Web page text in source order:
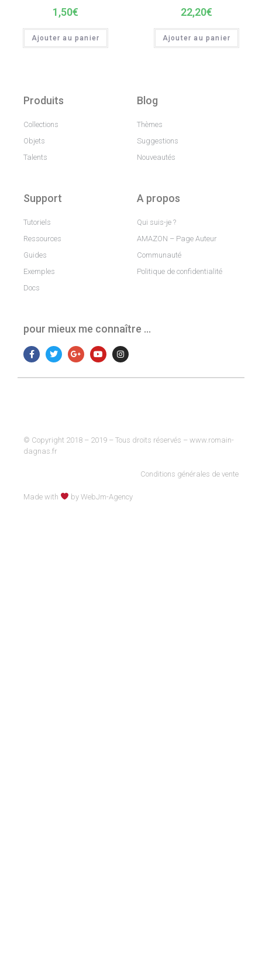
1,50€
Ajouter au panier
22,20€
Ajouter au panier
Produits
Collections
Objets
Talents
Blog
Thèmes
Suggestions
Nouveautés
Support
Tutoriels
Ressources
Guides
Exemples
Docs
A propos
Qui suis-je ?
AMAZON – Page Auteur
Communauté
Politique de confidentialité
pour mieux me connaître …
© Copyright 2018 – 2019 – Tous droits réservés – www.romain-
dagnas.fr
Conditions générales de vente
Made with by WebJm-Agency